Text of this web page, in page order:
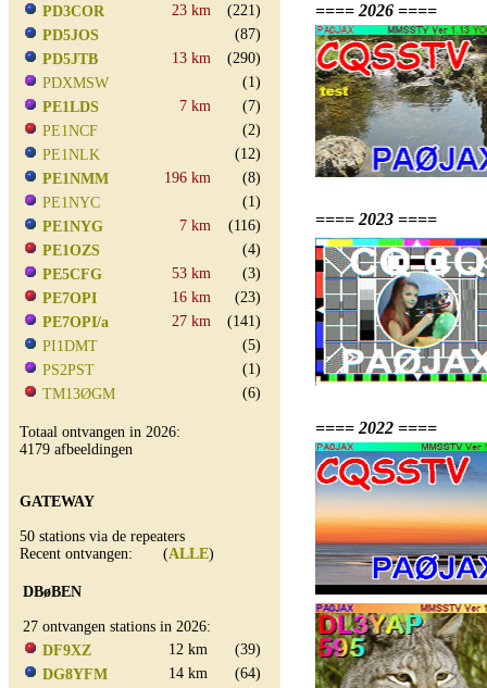
PD3COR
23 km
(221)
PD5JOS
(87)
PD5JTB
13 km
(290)
PDXMSW
(1)
PE1LDS
7 km
(7)
PE1NCF
(2)
PE1NLK
(12)
PE1NMM
196 km
(8)
PE1NYC
(1)
PE1NYG
7 km
(116)
PE1OZS
(4)
PE5CFG
53 km
(3)
PE7OPI
16 km
(23)
PE7OPI/a
27 km
(141)
PI1DMT
(5)
PS2PST
(1)
TM13ØGM
(6)
Totaal ontvangen in 2026:
4179 afbeeldingen
GATEWAY
50 stations via de repeaters
Recent ontvangen: (ALLE)
DBøBEN
27 ontvangen stations in 2026:
DF9XZ
12 km
(39)
DG8YFM
14 km
(64)
==== 2026 ====
==== 2023 ====
==== 2022 ====